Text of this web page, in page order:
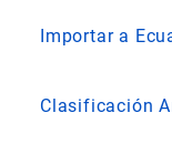
Importar a
Clasificación